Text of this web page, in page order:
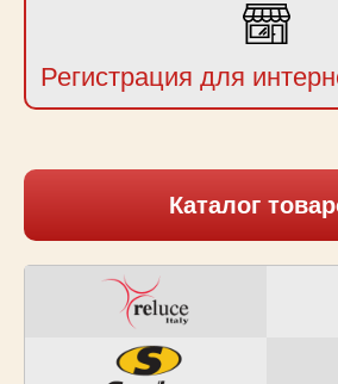
Регистрация для
Каталог